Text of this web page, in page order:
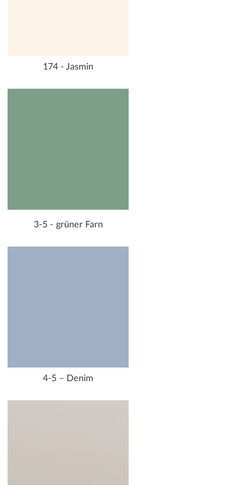
174 - Jasmin
3-5 - grüner Farn
4-5 – Denim